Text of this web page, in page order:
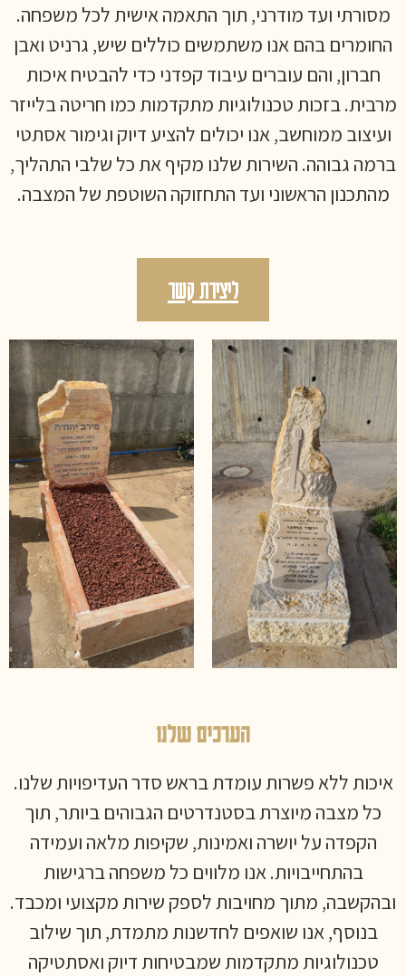
מסורתי ועד מודרני, תוך התאמה אישית לכל משפחה.
החומרים בהם אנו משתמשים כוללים שיש, גרניט ואבן
חברון, והם עוברים עיבוד קפדני כדי להבטיח איכות
מרבית. בזכות טכנולוגיות מתקדמות כמו חריטה בלייזר
ועיצוב ממוחשב, אנו יכולים להציע דיוק וגימור אסתטי
ברמה גבוהה. השירות שלנו מקיף את כל שלבי התהליך,
מהתכנון הראשוני ועד התחזוקה השוטפת של המצבה.
ליצירת קשר
הערכים שלנו
איכות ללא פשרות עומדת בראש סדר העדיפויות שלנו.
כל מצבה מיוצרת בסטנדרטים הגבוהים ביותר, תוך
הקפדה על יושרה ואמינות, שקיפות מלאה ועמידה
בהתחייבויות. אנו מלווים כל משפחה ברגישות
ובהקשבה, מתוך מחויבות לספק שירות מקצועי ומכבד.
בנוסף, אנו שואפים לחדשנות מתמדת, תוך שילוב
טכנולוגיות מתקדמות שמבטיחות דיוק ואסתטיקה